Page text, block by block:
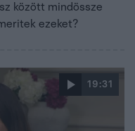
között mindössze
ezeket?
19:31